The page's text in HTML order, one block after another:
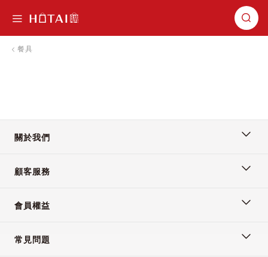
餐具
關於我們
顧客服務
會員權益
常見問題